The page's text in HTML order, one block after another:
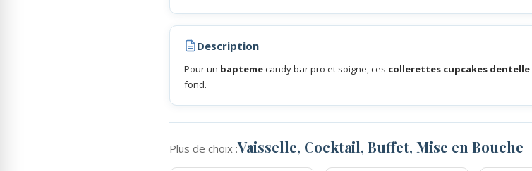
Description
Pour un baptemecandy bar pro et soigne, ces collerettes cupcakes dentelle
fond.
Plus de choix :Vaisselle, Cocktail, Buffet, Mise en Bouche